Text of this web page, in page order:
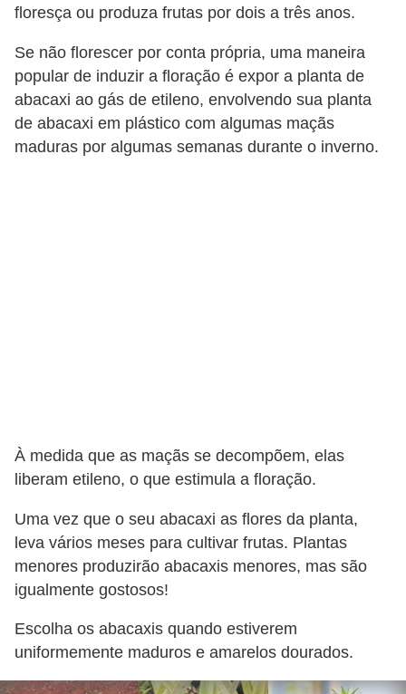
floresça ou produza frutas por dois a três anos.
Se não florescer por conta própria, uma maneira
popular de induzir a floração é expor a planta de
abacaxi ao gás de etileno, envolvendo sua planta
de abacaxi em plástico com algumas maçãs
maduras por algumas semanas durante o inverno.
À medida que as maçãs se decompõem, elas
liberam etileno, o que estimula a floração.
Uma vez que o seu abacaxi as flores da planta,
leva vários meses para cultivar frutas. Plantas
menores produzirão abacaxis menores, mas são
igualmente gostosos!
Escolha os abacaxis quando estiverem
uniformemente maduros e amarelos dourados.